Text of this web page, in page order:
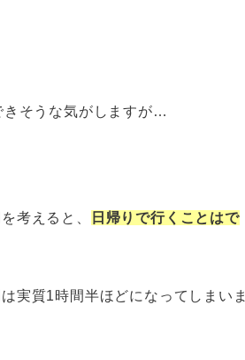
きそうな気がしますが…
考えると、
日帰りで行くことはで
実質1時間半ほどになってしまいま